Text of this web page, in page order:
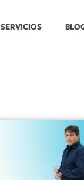
SERVICIOS